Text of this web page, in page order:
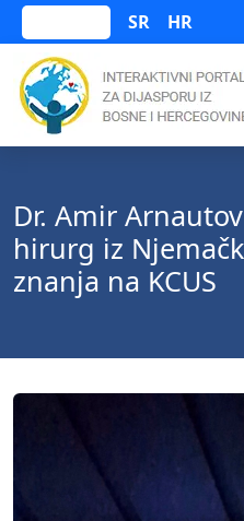
SR HR
Dr. Amir
hirurg iz
znanja na KCUS